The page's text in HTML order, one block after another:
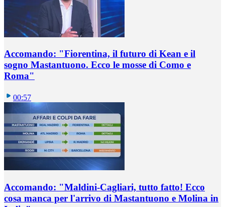
Accomando: "Fiorentina, il futuro di Kean e il
sogno Mastantuono. Ecco le mosse di Como e
Roma"
00:57
Accomando: "Maldini-Cagliari, tutto fatto! Ecco
cosa manca per l'arrivo di Mastantuono e Molina in